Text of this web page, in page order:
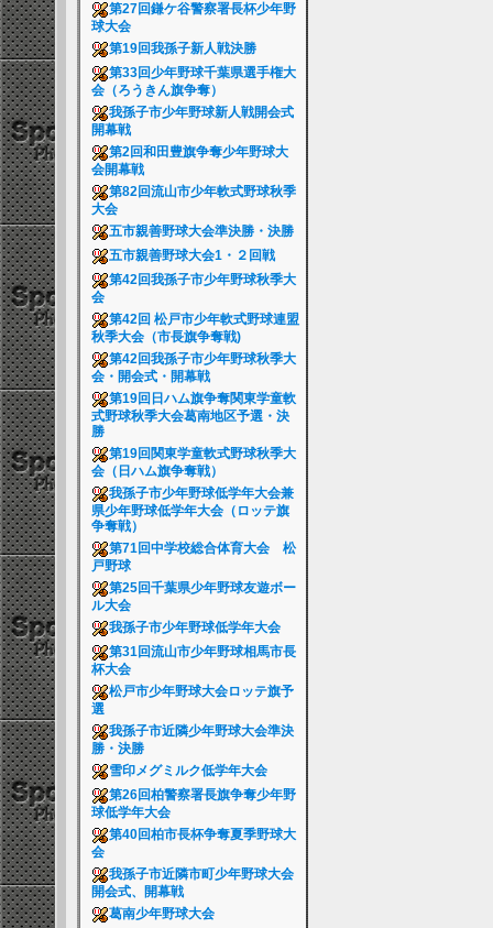
第27回鎌ケ谷警察署長杯少年野
球大会
第19回我孫子新人戦決勝
第33回少年野球千葉県選手権大
会（ろうきん旗争奪）
我孫子市少年野球新人戦開会式
開幕戦
第2回和田豊旗争奪少年野球大
会開幕戦
第82回流山市少年軟式野球秋季
大会
五市親善野球大会準決勝・決勝
五市親善野球大会1・２回戦
第42回我孫子市少年野球秋季大
会
第42回 松戸市少年軟式野球連盟
秋季大会（市長旗争奪戦)
第42回我孫子市少年野球秋季大
会・開会式・開幕戦
第19回日ハム旗争奪関東学童軟
式野球秋季大会葛南地区予選・決
勝
第19回関東学童軟式野球秋季大
会（日ハム旗争奪戦）
我孫子市少年野球低学年大会兼
県少年野球低学年大会（ロッテ旗
争奪戦）
第71回中学校総合体育大会 松
戸野球
第25回千葉県少年野球友遊ボー
ル大会
我孫子市少年野球低学年大会
第31回流山市少年野球相馬市長
杯大会
松戸市少年野球大会ロッテ旗予
選
我孫子市近隣少年野球大会準決
勝・決勝
雪印メグミルク低学年大会
第26回柏警察署長旗争奪少年野
球低学年大会
第40回柏市長杯争奪夏季野球大
会
我孫子市近隣市町少年野球大会
開会式、開幕戦
葛南少年野球大会